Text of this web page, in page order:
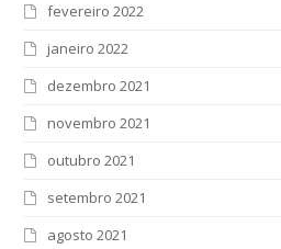
fevereiro 2022
janeiro 2022
dezembro 2021
novembro 2021
outubro 2021
setembro 2021
agosto 2021